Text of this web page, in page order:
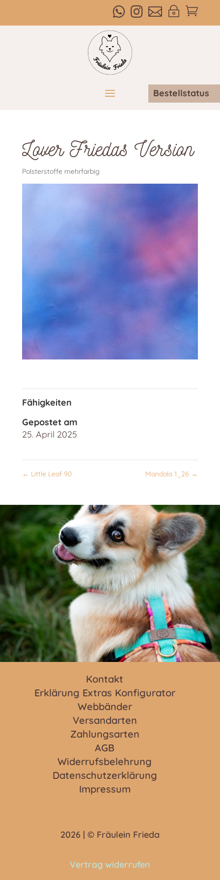

~



Bestellstatus
Lover Friedas Version
Polsterstoffe mehrfarbig
Fähigkeiten
Gepostet am
25. April 2025
← Little Leaf 90 Mandala 1_26 →
Kontakt
Erklärung Extras Konfigurator
Webbänder
Versandarten
Zahlungsarten
AGB
Widerrufsbelehrung
Datenschutzerklärung
Impressum
2026 | © Fräulein Frieda
Vertrag widerrufen